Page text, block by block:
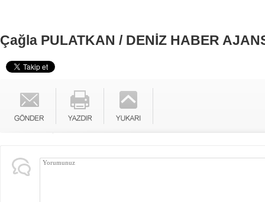
Çağla PULATKAN / DENİZ HABER